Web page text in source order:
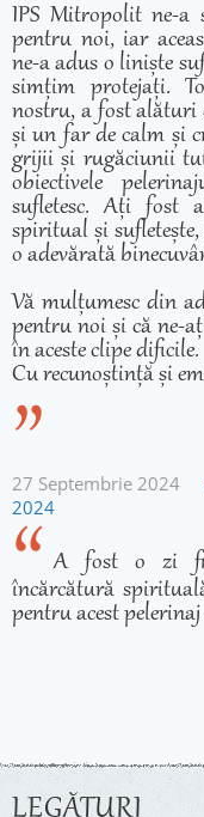
IPS Mitropolit ne-a
pentru noi, iar
ne-a adus o liniște
simțim protejați.
nostru, a fost alături
și un far de calm și
grijii și rugăciunii
obiectivele
sufletesc. Ați fost
spiritual și
o adevărată
Vă mulțumesc din
pentru noi și că ne-
în aceste clipe dificile.
Cu recunoștință și
27 Septembrie 2024
2024
A fost o zi
încărcătură
pentru acest